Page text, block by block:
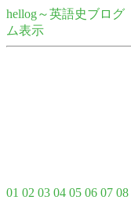
hellog～英語史ブログ
ム表示
01 02 03 04 05 06 07 08